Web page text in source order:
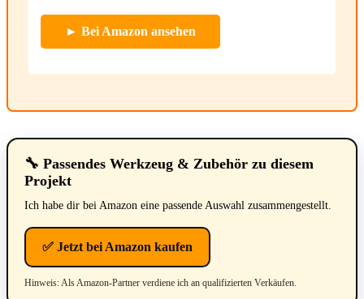
► Bei Amazon ansehen
🔧 Passendes Werkzeug & Zubehör zu diesem
Projekt
Ich habe dir bei Amazon eine passende Auswahl zusammengestellt.
✅ Jetzt bei Amazon kaufen
Hinweis: Als Amazon-Partner verdiene ich an qualifizierten Verkäufen.